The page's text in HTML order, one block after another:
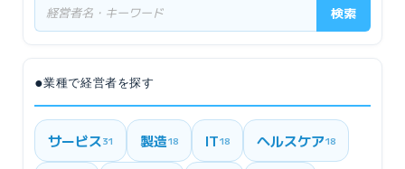
検索
●業種で経営者を探す
サービス31 製造18 IT18 ヘルスケア18